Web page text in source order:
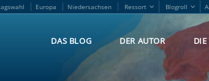
Europa Niedersachsen Ressort Blogroll
DAS BLOG DER AUTOR DIE
Europa Niedersachsen Ressort Blogroll
DAS BLOG DER AUTOR DIE